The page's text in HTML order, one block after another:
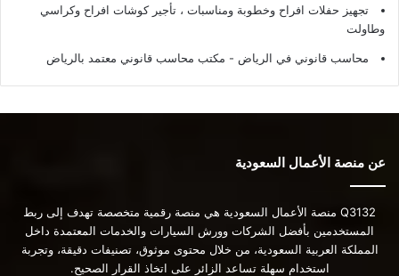
تجهيز حفلات افراح وخطوبة ومناسبات ، تأجير كوشات افراح وكراسي
وطاولت
محاسب قانوني في الرياض - مكتب محاسب قانوني معتمد بالرياض
عن منصة الأعمال السعودية
Q3132 منصة الأعمال السعودية هي منصة رقمية متخصصة تهدف إلى ربط
المستخدمين بأفضل الشركات وورش السيارات والخدمات المعتمدة داخل
المملكة العربية السعودية، من خلال محتوى موثوق، تصنيفات دقيقة، وتجربة
استخدام سهلة تساعد الزائر على اتخاذ القرار الصحيح.